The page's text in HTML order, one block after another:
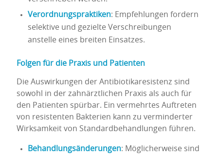
Verordnungspraktiken: Empfehlungen fordern
selektive und gezielte Verschreibungen
anstelle eines breiten Einsatzes.
Folgen für die Praxis und Patienten
Die Auswirkungen der Antibiotikaresistenz sind
sowohl in der zahnärztlichen Praxis als auch für
den Patienten spürbar. Ein vermehrtes Auftreten
von resistenten Bakterien kann zu verminderter
Wirksamkeit von Standardbehandlungen führen.
Behandlungsänderungen: Möglicherweise sind